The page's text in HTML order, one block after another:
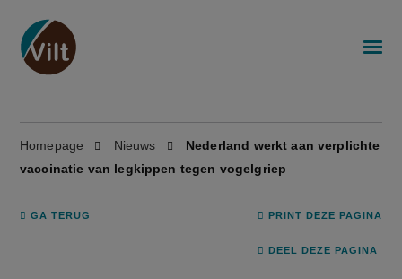
Homepage Nieuws
Nederland werkt aan verplichte
vaccinatie van legkippen tegen vogelgriep
GA TERUG PRINT DEZE PAGINA
DEEL DEZE PAGINA